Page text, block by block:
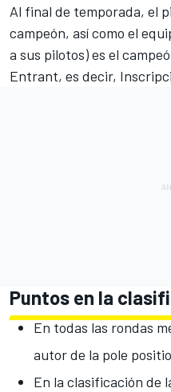
Al final de temporada, el
campeón, así como el
a sus pilotos) es el
Entrant, es decir,
Puntos en la
En todas las rondas
autor de la pole
En la clasificación de